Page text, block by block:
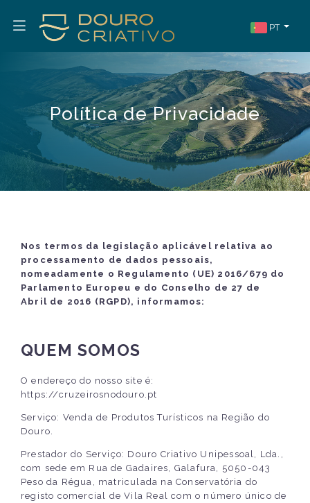
PT
Política de Privacidade
Nos termos da legislação aplicável relativa ao
processamento de dados pessoais,
nomeadamente o Regulamento (UE) 2016/679 do
Parlamento Europeu e do Conselho de 27 de
Abril de 2016 (RGPD), informamos:
QUEM SOMOS
O endereço do nosso site é:
https://cruzeirosnodouro.pt
Serviço: Venda de Produtos Turísticos na Região do
Douro.
Prestador do Serviço: Douro Criativo Unipessoal, Lda.,
com sede em Rua de Gadaires, Galafura, 5050-043
Peso da Régua, matriculada na Conservatória do
registo comercial de Vila Real com o número único de